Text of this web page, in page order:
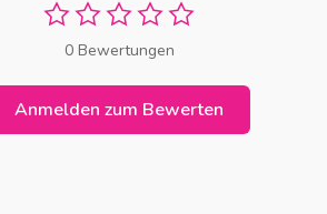
0 Bewertungen
Anmelden zum Bewerten